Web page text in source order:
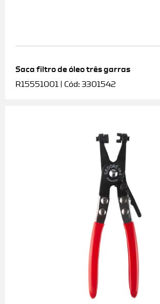
Saca filtro de óleo três garras
R15551001 | Cód: 3301542